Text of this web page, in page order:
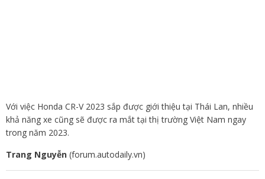
Với việc Honda CR-V 2023 sắp được giới thiệu tại Thái Lan, nhiều
khả năng xe cũng sẽ được ra mắt tại thị trường Việt Nam ngay
trong năm 2023.
Trang Nguyễn (forum.autodaily.vn)